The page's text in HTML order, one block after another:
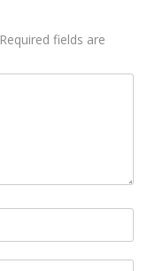
Required fields are